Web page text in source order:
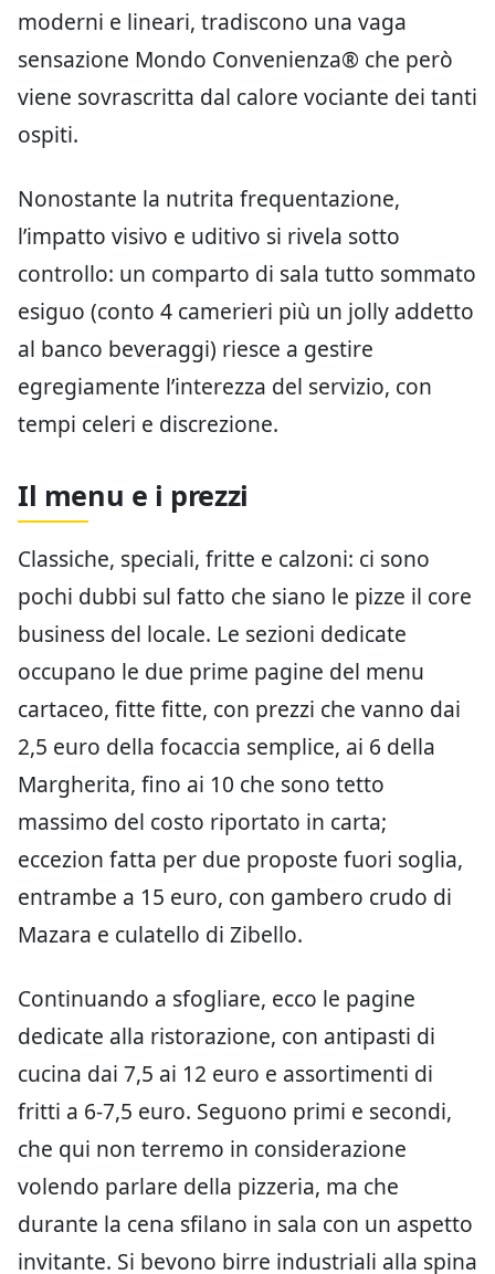
moderni e lineari, tradiscono una vaga
sensazione Mondo Convenienza® che però
viene sovrascritta dal calore vociante dei tanti
ospiti.
Nonostante la nutrita frequentazione,
l’impatto visivo e uditivo si rivela sotto
controllo: un comparto di sala tutto sommato
esiguo (conto 4 camerieri più un jolly addetto
al banco beveraggi) riesce a gestire
egregiamente l’interezza del servizio, con
tempi celeri e discrezione.
Il menu e i prezzi
Classiche, speciali, fritte e calzoni: ci sono
pochi dubbi sul fatto che siano le pizze il core
business del locale. Le sezioni dedicate
occupano le due prime pagine del menu
cartaceo, fitte fitte, con prezzi che vanno dai
2,5 euro della focaccia semplice, ai 6 della
Margherita, fino ai 10 che sono tetto
massimo del costo riportato in carta;
eccezion fatta per due proposte fuori soglia,
entrambe a 15 euro, con gambero crudo di
Mazara e culatello di Zibello.
Continuando a sfogliare, ecco le pagine
dedicate alla ristorazione, con antipasti di
cucina dai 7,5 ai 12 euro e assortimenti di
fritti a 6-7,5 euro. Seguono primi e secondi,
che qui non terremo in considerazione
volendo parlare della pizzeria, ma che
durante la cena sfilano in sala con un aspetto
invitante. Si bevono birre industriali alla spina